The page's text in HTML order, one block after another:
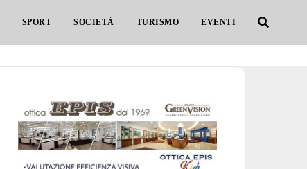
SPORT SOCIETÀ TURISMO EVENTI